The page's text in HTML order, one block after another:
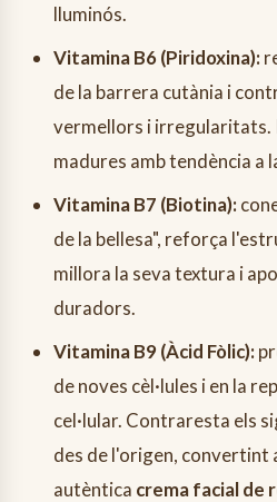
lluminós.
Vitamina B6 (Piridoxina):
de la barrera cutània i
vermellors i irregularitats.
madures amb tendència a
Vitamina B7 (Biotina):
de la bellesa", reforça
millora la seva textura i
duradors.
Vitamina B9 (Àcid Fòlic):
de noves cèl·lules i en la
cel·lular. Contraresta els
des de l'origen, convertint
autèntica crema facial de